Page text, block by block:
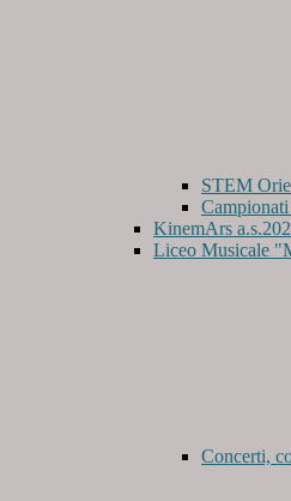
STEM
KinemArs
Liceo Musicale
Concerti,